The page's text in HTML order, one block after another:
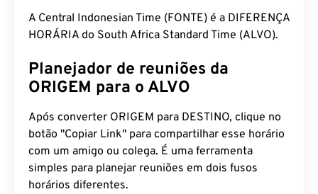
A Central Indonesian Time (FONTE) é a DIFERENÇA
HORÁRIA do South Africa Standard Time (ALVO).
Planejador de reuniões da
ORIGEM para o ALVO
Após converter ORIGEM para DESTINO, clique no
botão "Copiar Link" para compartilhar esse horário
com um amigo ou colega. É uma ferramenta
simples para planejar reuniões em dois fusos
horários diferentes.